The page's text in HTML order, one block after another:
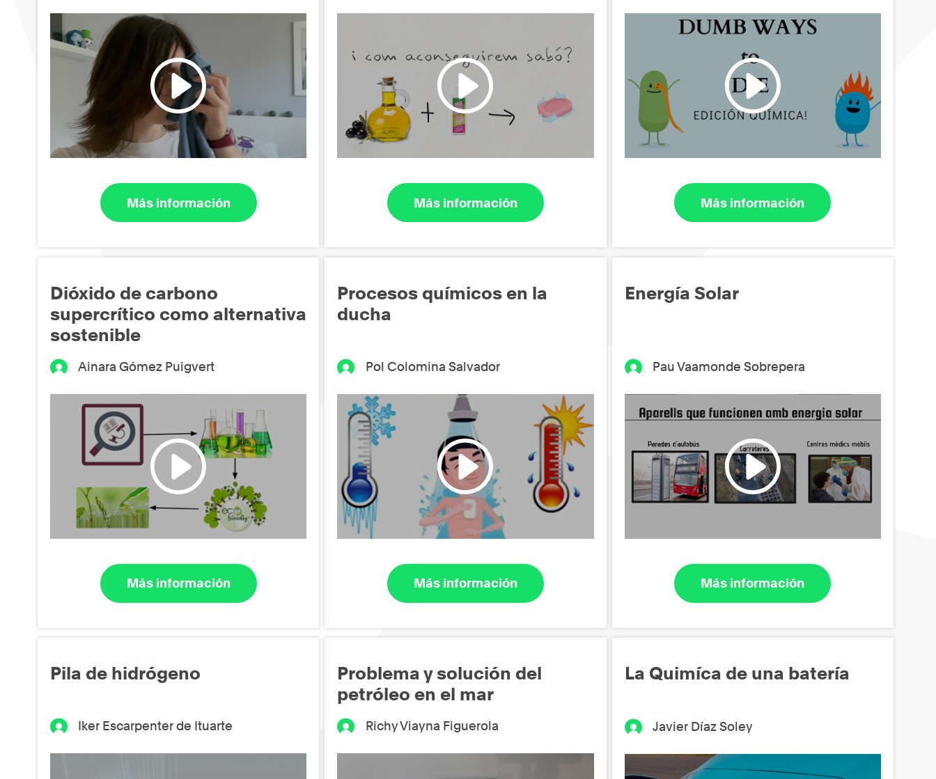
Más información Más información Más información
Dióxido de carbono
supercrítico como alternativa
sostenible
Ainara Gómez Puigvert
Más información
Procesos químicos en la
ducha
Pol Colomina Salvador
Más información
Energía Solar
Pau Vaamonde Sobrepera
Más información
Pila de hidrógeno
Iker Escarpenter de Ituarte
Problema y solución del
petróleo en el mar
Richy Viayna Figuerola
La Quimíca de una batería
Javier Díaz Soley